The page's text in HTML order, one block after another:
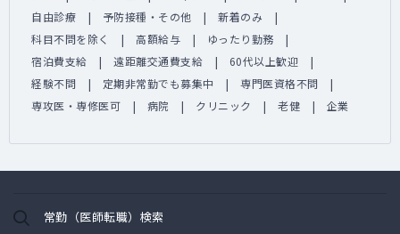
自由診療
予防接種・その他
新着のみ
科目不問を除く
高額給与
ゆったり勤務
宿泊費支給
遠距離交通費支給
60代以上歓迎
経験不問
定期非常勤でも募集中
専門医資格不問
専攻医・専修医可
病院 クリニック 老健 企業
常勤（医師転職）検索